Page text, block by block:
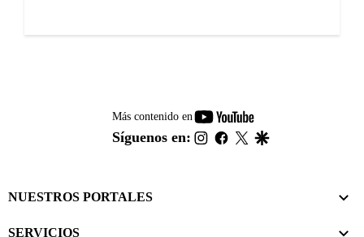
Más contenido en
youtube-
footer
Síguenos en: instagram
facebook
twitter
NUESTROS PORTALES
SERVICIOS